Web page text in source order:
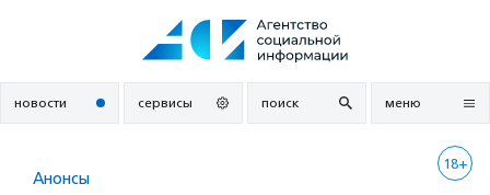
новости сервисы поиск меню
18+
Анонсы